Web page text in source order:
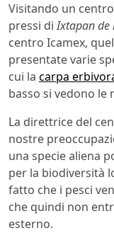
Visitando un
pressi diIxtapan de
centro Icamex,
presentate varie
cui la carpa
basso si vedono le
La direttrice del
nostre
una specie aliena
per la biodiversità
fatto che i pesci
che quindi non
esterno.